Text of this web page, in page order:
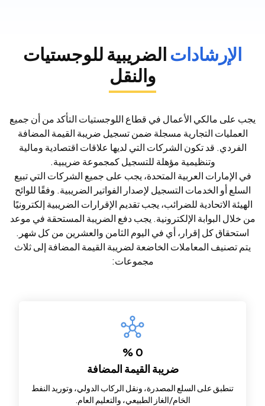
الإرشادات الضريبية للوجستيات
والنقل
يجب على مالكي الأعمال في قطاع اللوجستيات التأكد من أن جميع
العمليات التجارية مسجلة ضمن تسجيل ضريبة القيمة المضافة
الفردي. قد تكون الشركات التي لديها علاقات اقتصادية ومالية
وتنظيمية مؤهلة للتسجيل كمجموعة ضريبية.
في الإمارات العربية المتحدة، يجب على جميع الشركات التي تبيع
السلع أو الخدمات التسجيل لإصدار الفواتير الضريبية. وفقًا للوائح
الهيئة الاتحادية للضرائب، يجب تقديم الإقرارات الضريبية إلكترونيًا
من خلال البوابة الإلكترونية. يجب دفع الضريبة المستحقة في موعد
استحقاق كل إقرار، أي في اليوم الثامن والعشرين من كل شهر.
يتم تصنيف المعاملات الخاضعة لضريبة القيمة المضافة إلى ثلاث
مجموعات:
0 %
ضريبة القيمة المضافة
تنطبق على السلع المصدرة، ونقل الركاب الدولي، وتوريد النفط
الخام/الغاز الطبيعي، والتعليم العام.